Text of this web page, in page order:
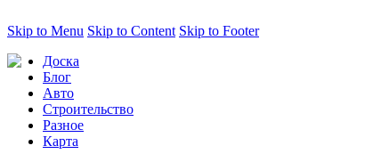
Skip to Menu Skip to Content Skip to Footer
Доска
Блог
Авто
Строительство
Разное
Карта